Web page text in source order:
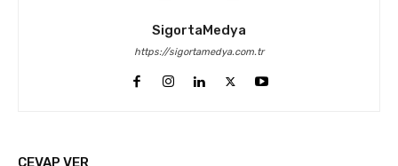
SigortaMedya
https://sigortamedya.com.tr
CEVAP VER